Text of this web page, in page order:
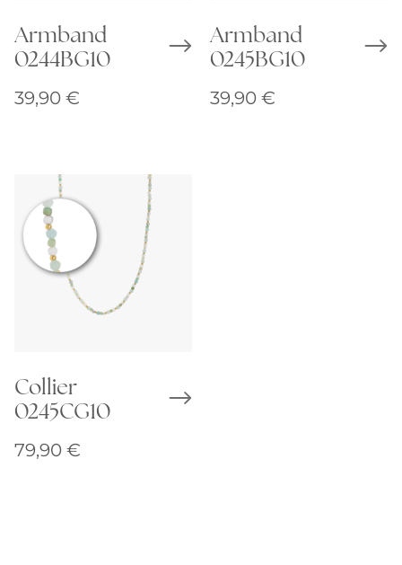
Armband
0244BG10
39,90 €
Armband
0245BG10
39,90 €
Collier
0245CG10
79,90 €